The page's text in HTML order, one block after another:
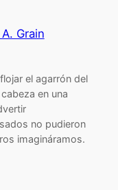
Grain
el agarrón del
en una
no pudieron
imagináramos.